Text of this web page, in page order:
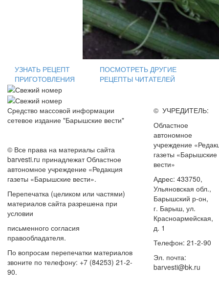
УЗНАТЬ РЕЦЕПТ
ПРИГОТОВЛЕНИЯ
ПОСМОТРЕТЬ ДРУГИЕ
РЕЦЕПТЫ ЧИТАТЕЛЕЙ
Средство массовой информации
сетевое издание "Барышские вести"
© Все права на материалы сайта
barvesti.ru принадлежат Областное
автономное учреждение «Редакция
газеты «Барышские вести».
Перепечатка (целиком или частями)
материалов сайта разрешена при
условии
письменного согласия
правообладателя.
По вопросам перепечатки материалов
звоните по телефону: +7 (84253) 21-2-
90.
© УЧРЕДИТЕЛЬ:
Областное
автономное
учреждение
газеты «Барышские
вести»
Адрес: 433750,
Ульяновская обл.,
Барышский р-он,
г. Барыш, ул.
Красноармейская,
д. 1
Телефон: 21-2-90
Эл. почта:
barvesti@bk.ru